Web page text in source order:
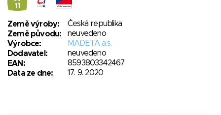
11
Země výroby:
Česká republika
Země původu:
neuvedeno
Výrobce:
MADETA a.s.
Dodavatel:
neuvedeno
EAN:
8593803342467
Data ze dne:
17. 9. 2020